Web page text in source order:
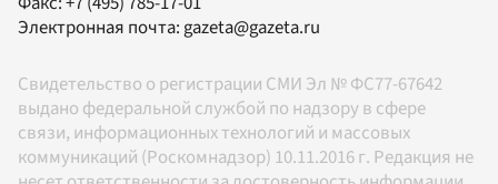
Электронная почта:gazeta@gazeta.ru
Свидетельство о регистрации СМИ Эл № ФС77-67642
выдано федеральной службой по надзору в сфере
связи, информационных технологий и массовых
коммуникаций (Роскомнадзор) 10.11.2016 г. Редакция не